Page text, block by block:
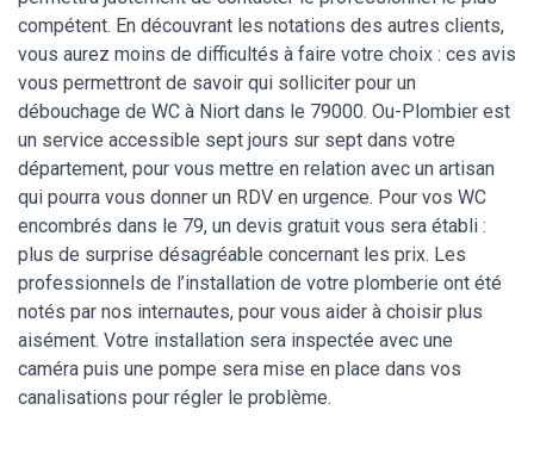
compétent. En découvrant les notations des autres clients,
vous aurez moins de difficultés à faire votre choix : ces avis
vous permettront de savoir qui solliciter pour un
débouchage de WC à Niort dans le 79000. Ou-Plombier est
un service accessible sept jours sur sept dans votre
département, pour vous mettre en relation avec un artisan
qui pourra vous donner un RDV en urgence. Pour vos WC
encombrés dans le 79, un devis gratuit vous sera établi :
plus de surprise désagréable concernant les prix. Les
professionnels de l’installation de votre plomberie ont été
notés par nos internautes, pour vous aider à choisir plus
aisément. Votre installation sera inspectée avec une
caméra puis une pompe sera mise en place dans vos
canalisations pour régler le problème.